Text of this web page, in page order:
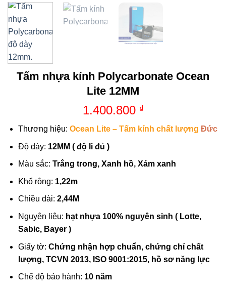
Tấm nhựa kính Polycarbonate Ocean
Lite 12MM
1.400.800 ₫
Thương hiệu: Ocean Lite – Tấm kính chất lượng Đức
Độ dày: 12MM ( độ li đủ )
Màu sắc: Trắng trong, Xanh hồ, Xám xanh
Khổ rộng: 1,22m
Chiều dài: 2,44M
Nguyên liệu: hạt nhựa 100% nguyên sinh ( Lotte,
Sabic, Bayer )
Giấy tờ: Chứng nhận hợp chuẩn, chứng chỉ chất
lượng, TCVN 2013, ISO 9001:2015, hồ sơ năng lực
Chế độ bảo hành: 10 năm